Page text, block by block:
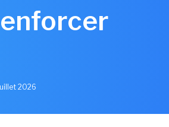
2026